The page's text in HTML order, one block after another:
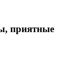
приятные